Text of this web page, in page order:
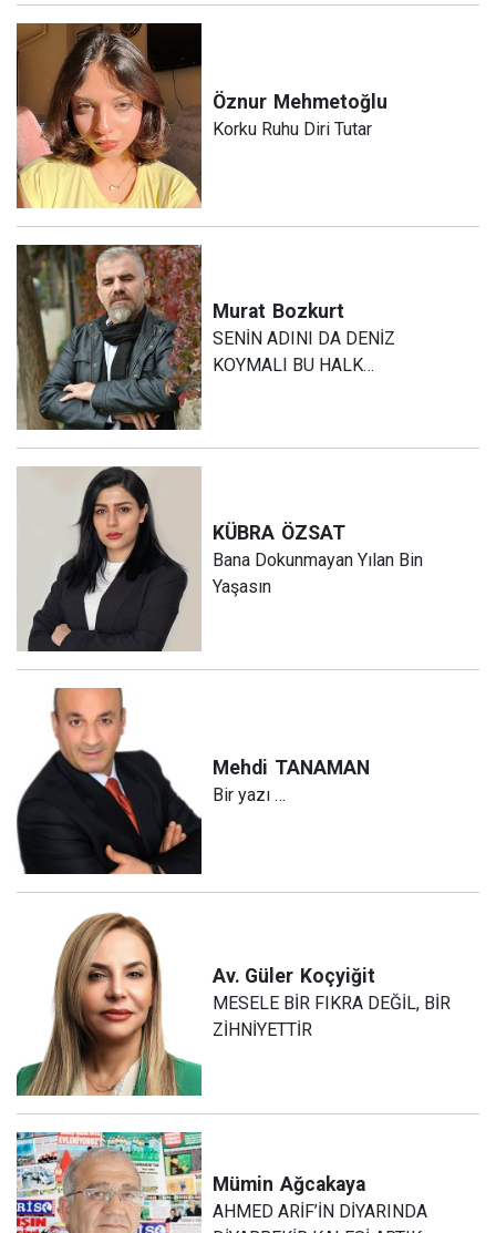
Öznur Mehmetoğlu
Korku Ruhu Diri Tutar
Murat Bozkurt
SENİN ADINI DA DENİZ
KOYMALI BU HALK…
KÜBRA ÖZSAT
Bana Dokunmayan Yılan Bin
Yaşasın
Mehdi TANAMAN
Bir yazı …
Av. Güler Koçyiğit
MESELE BİR FIKRA DEĞİL, BİR
ZİHNİYETTİR
Mümin Ağcakaya
AHMED ARİF’İN DİYARINDA